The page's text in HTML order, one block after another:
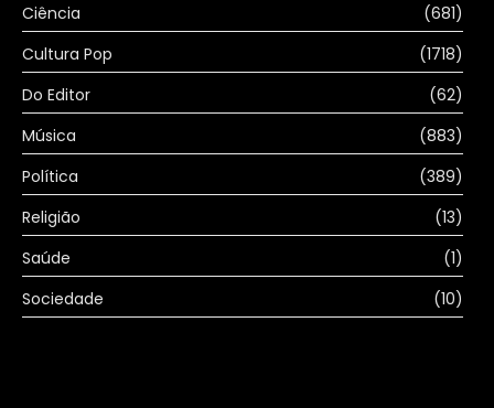
Ciência
(681)
Cultura Pop
(1718)
Do Editor
(62)
Música
(883)
Política
(389)
Religião
(13)
Saúde
(1)
Sociedade
(10)